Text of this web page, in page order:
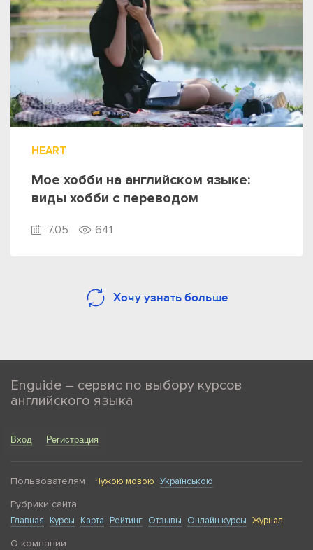
HEART
Мое хобби на английском языке:
виды хобби с переводом
7.05 641
Хочу узнать больше
Enguide – сервис по выбору курсов
английского языка
Вход Регистрация
Пользователям Чужою мовою Українською
Рубрики сайта
Главная Курсы Карта Рейтинг Отзывы Онлайн курсы Журнал
О компании